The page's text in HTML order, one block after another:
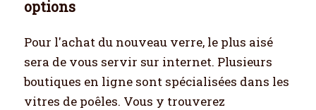
options
Pour l'achat du nouveau verre, le plus aisé
sera de vous servir sur internet. Plusieurs
boutiques en ligne sont spécialisées dans les
vitres de poêles. Vous y trouverez